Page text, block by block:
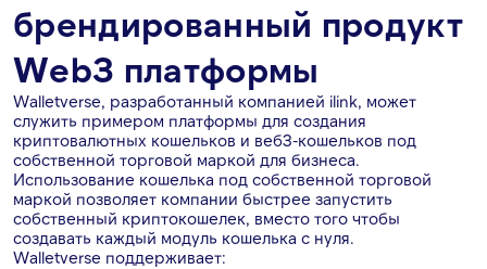
брендированный продукт
Web3 платформы
Walletverse, разработанный компанией ilink, может
служить примером платформы для создания
криптовалютных кошельков и веб3-кошельков под
собственной торговой маркой для бизнеса.
Использование кошелька под собственной торговой
маркой позволяет компании быстрее запустить
собственный криптокошелек, вместо того чтобы
создавать каждый модуль кошелька с нуля.
Walletverse поддерживает: